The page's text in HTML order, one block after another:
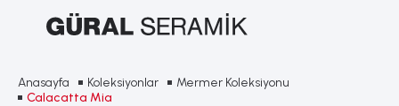
Anasayfa Koleksiyonlar
Mermer Koleksiyonu
Calacatta Mia